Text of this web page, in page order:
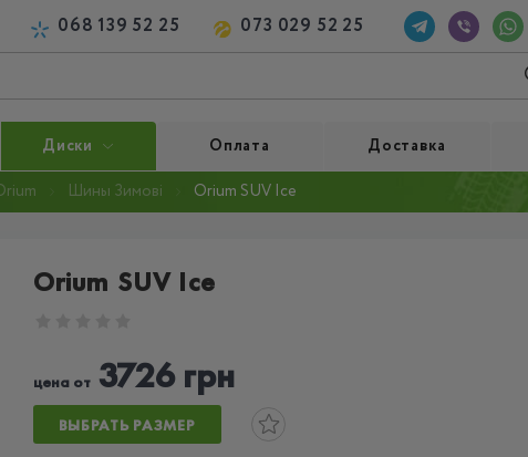
068 139 52 25 073 029 52 25
Диски Оплата Доставка
Шины Зимові Orium SUV Ice
Orium SUV Ice
цена от3726 грн
ВЫБРАТЬ РАЗМЕР